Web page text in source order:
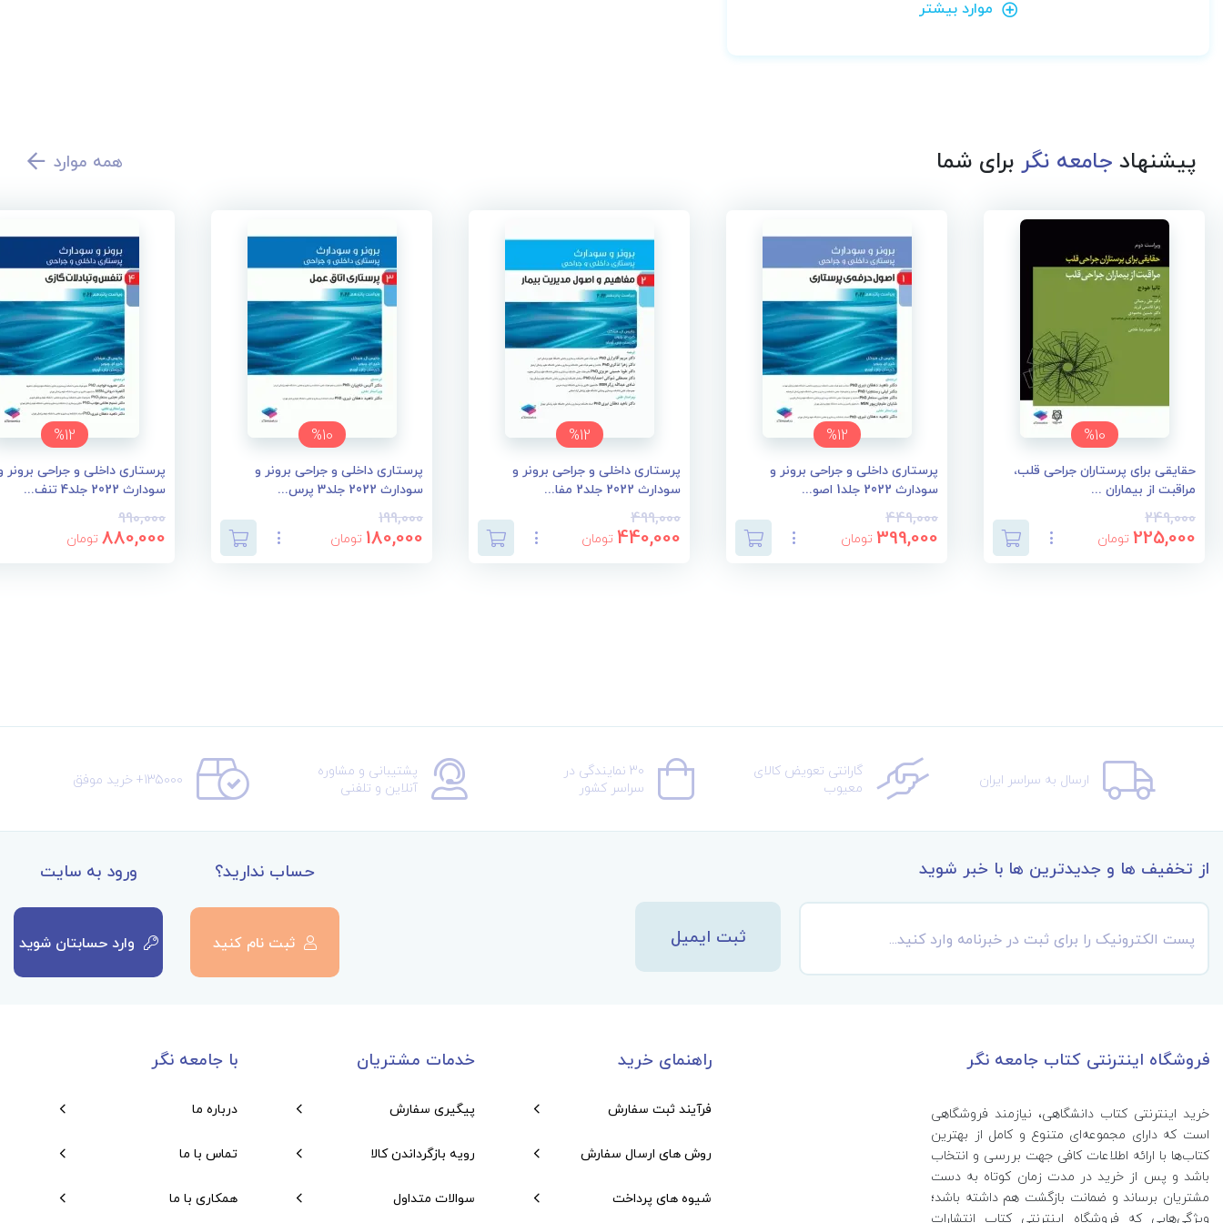
موارد بیشتر
پیشنهادجامعه نگربرای شما همه موارد
%10
حقایقی برای پرستاران جراحی قلب،
مراقبت از بیماران ...
249,000
225,000 تومان
%12
پرستاری داخلی و جراحی برونر و
سودارث 2022 جلد1 اصو...
449,000
399,000 تومان
%12
پرستاری داخلی و جراحی برونر و
سودارث 2022 جلد2 مفا...
499,000
440,000 تومان
%10
پرستاری داخلی و جراحی برونر و
سودارث 2022 جلد3 پرس...
199,000
180,000 تومان
%12
پرستاری داخلی و جراحی برونر
سودارث 2022 جلد4 تنف...
990,000
880,000 تومان
ارسال به سراسر ایران گارانتی تعویض کالای
معیوب
30 نمایندگی در
سراسر کشور
پشتیبانی و مشاوره
آنلاین و تلفنی 135000+ خرید موفق
از تخفیف ها و جدیدترین ها با خبر شوید
ثبت ایمیل
ورود به سایت
وارد حسابتان شوید
حساب ندارید؟
ثبت نام کنید
فروشگاه اینترنتی کتاب جامعه نگر
خرید اینترنتی کتاب‌ دانشگاهی، نیازمند فروشگاهی
است که دارای مجموعه‌ای متنوع و کامل از بهترین
کتاب‌ها با ارائه اطلاعات کافی جهت بررسی و انتخاب
باشد و پس از خرید در مدت زمان کوتاه به دست
مشتریان برساند و ضمانت بازگشت هم داشته باشد؛
ویژگی‌هایی که فروشگاه اینترنتی کتاب انتشارات
راهنمای خرید
فرآیند ثبت سفارش
روش های ارسال سفارش
شیوه های پرداخت
خدمات مشتریان
پیگیری سفارش
رویه بازگرداندن کالا
سوالات متداول
با جامعه نگر
درباره ما
تماس با ما
همکاری با ما